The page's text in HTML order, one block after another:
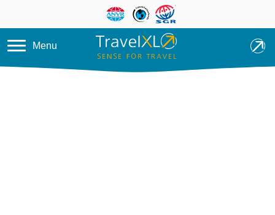
Overslaan en naar de inhoud
Menu